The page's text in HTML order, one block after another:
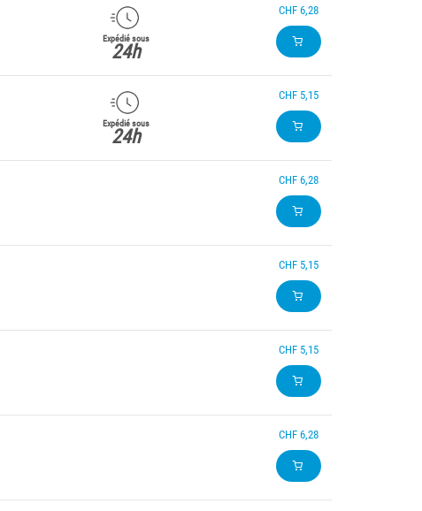
Expédié sous
24h
CHF 6,28
Expédié sous
24h
CHF 5,15
CHF 6,28
CHF 5,15
CHF 5,15
CHF 6,28